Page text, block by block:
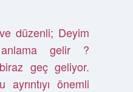
düzenli; Deyim
gelir ?
geç geliyor.
önemli